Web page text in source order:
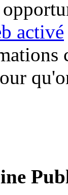
activé